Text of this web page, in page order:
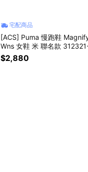
宅配商品
[ACS] Puma 慢跑鞋
Wns 女鞋 米 聯名款
$2,880